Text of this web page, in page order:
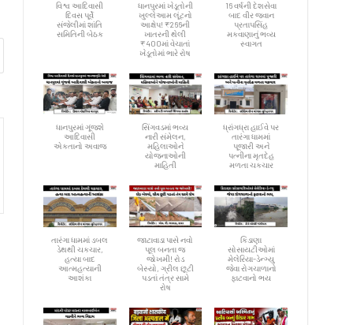
વિશ્વ આદિવાસી
દિવસ પૂર્વે
સંજેલીમાં શાંતિ
સમિતિની બેઠક
ધાનપુરમાં ખેડૂતોની
ખુલ્લેઆમ લૂંટનો
આક્ષેપ! ₹266ની
ખાતરની થેલી
₹400માં વેચાતાં
ખેડૂતોમાં ભારે રોષ
16 વર્ષની દેશસેવા
બાદ વીર જવાન
પ્રતાપસિંહ
મકવાણાનું ભવ્ય
સ્વાગત
ધાનપુરમાં ગૂંજશે
આદિવાસી
એકતાનો અવાજ
સિંગવડમાં ભવ્ય
નારી સંમેલન,
મહિલાઓને
યોજનાઓની
માહિતી
ધ્રાંગધ્રા હાઈવે પર
તારંગા ધામમાં
પૂજારી અને
પત્નીના મૃતદેહ
મળતા ચકચાર
તારંગા ધામમાં ડબલ
ડેથથી ચકચાર,
હત્યા બાદ
આત્મહત્યાની
આશંકા
જાટાવાડા પાસે નવો
પૂલ બનતા જ
જોખમી! રોડ
બેસ્યો, ગ્રીલ છૂટી
પડતાં તંત્ર સામે
રોષ
કિડાણા
સોસાયટીઓમાં
મેલેરિયા-ડેન્ગ્યુ
જેવા રોગચાળાનો
ફાટવાનો ભય